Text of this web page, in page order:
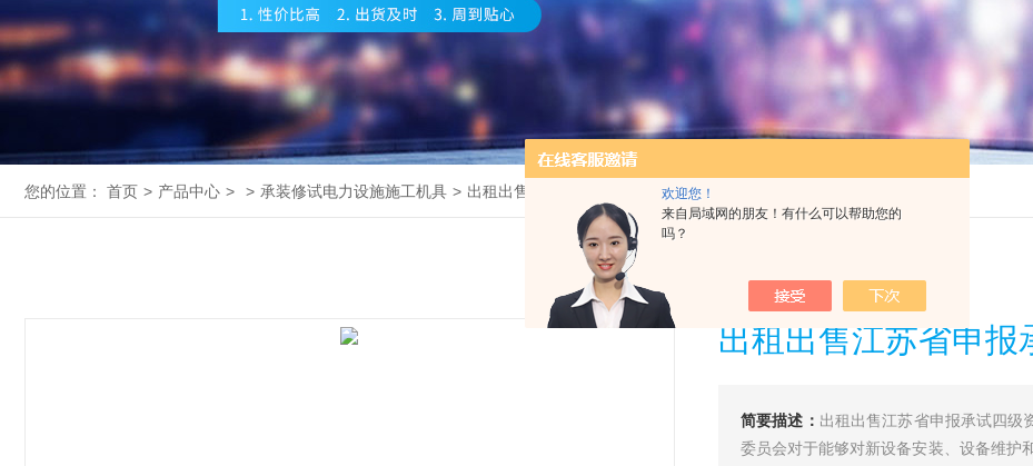
欢迎您！
来自局域网的朋友！有什么可以帮助您的
吗？
您的位置： 首页 > 产品中心 > > 承装修试电力设施施工机具 > 出租出售江苏省申报承试四级资质设备
出租出售江苏省申报
简要描述： 出租出售江苏省申报承试四级
委员会对于能够对新设备安装、设备维护